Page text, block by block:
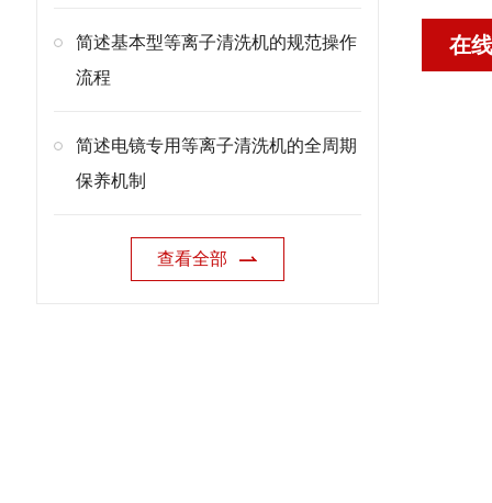
简述基本型等离子清洗机的规范操作
流程
简述电镜专用等离子清洗机的全周期
保养机制
查看全部
在